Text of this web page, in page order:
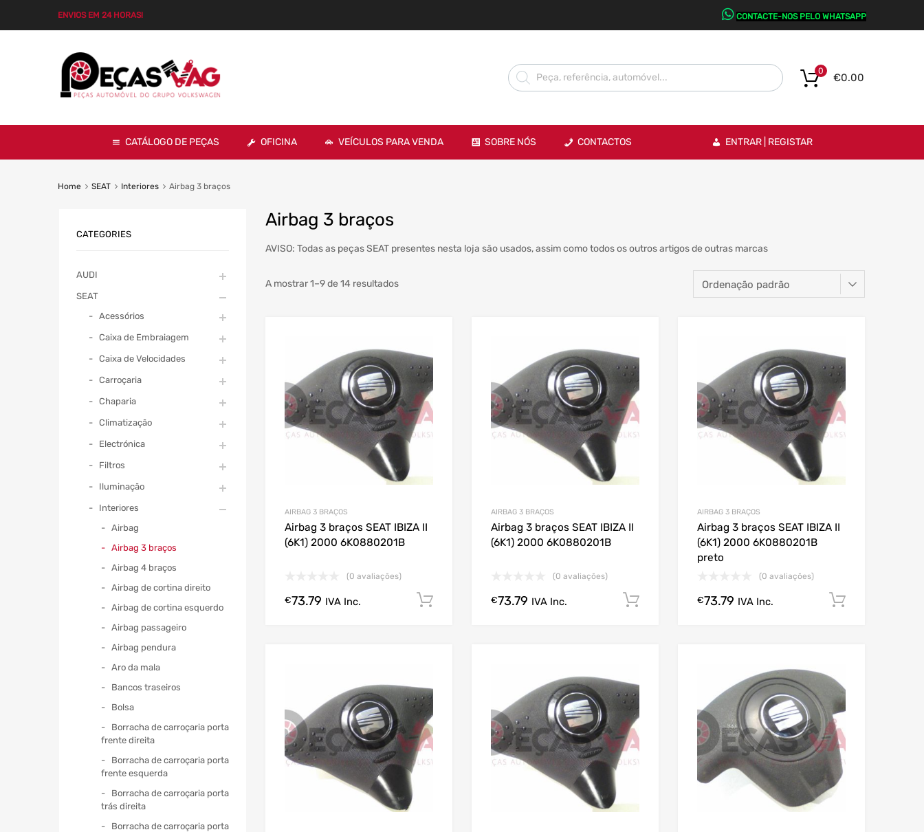
ENVIOS EM 24 HORAS! CONTACTE-NOS PELO WHATSAPP
€0.00
0
CATÁLOGO DE PEÇAS OFICINA VEÍCULOS PARA VENDA SOBRE NÓS CONTACTOS ENTRAR | REGISTAR
Home SEAT Interiores Airbag 3 braços
Airbag 3 braços
AVISO: Todas as peças SEAT presentes nesta loja são usados, assim como todos os outros artigos de outras marcas
A mostrar 1–9 de 14 resultados
AIRBAG 3 BRAÇOS
Airbag 3 braços SEAT IBIZA II
(6K1) 2000 6K0880201B
(0 avaliações)
€73.79 IVA Inc. Comprar Agora!
AIRBAG 3 BRAÇOS
Airbag 3 braços SEAT IBIZA II
(6K1) 2000 6K0880201B
(0 avaliações)
€73.79 IVA Inc. Comprar Agora!
AIRBAG 3 BRAÇOS
Airbag 3 braços SEAT IBIZA II
(6K1) 2000 6K0880201B
preto
(0 avaliações)
€73.79 IVA Inc.
CATEGORIES
AUDI
SEAT
Acessórios
Caixa de Embraiagem
Caixa de Velocidades
Carroçaria
Chaparia
Climatização
Electrónica
Filtros
Iluminação
Interiores
Airbag
Airbag 3 braços
Airbag 4 braços
Airbag de cortina direito
Airbag de cortina esquerdo
Airbag passageiro
Airbag pendura
Aro da mala
Bancos traseiros
Bolsa
Borracha de carroçaria porta
frente direita
Borracha de carroçaria porta
frente esquerda
Borracha de carroçaria porta
trás direita
Borracha de carroçaria porta